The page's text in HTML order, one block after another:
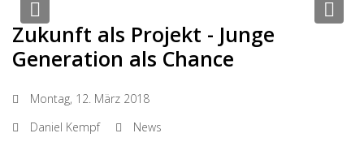
Zukunft als Projekt - Junge
Generation als Chance
Montag, 12. März 2018
Daniel Kempf
News